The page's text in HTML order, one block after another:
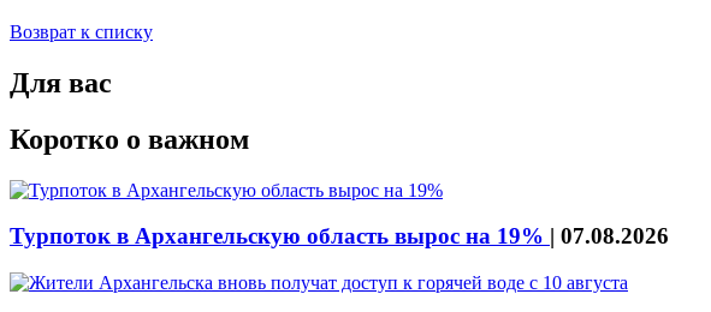
Возврат к списку
Для вас
Коротко о важном
Турпоток в Архангельскую область вырос на 19% | 07.08.2026